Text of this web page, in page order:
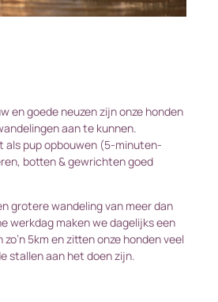
en goede neuzen zijn onze honden
aan te kunnen.
als pup opbouwen (5-minuten-
botten & gewrichten goed
grotere wandeling van meer dan
werkdag maken we dagelijks een
5km en zitten onze honden veel
stallen aan het doen zijn.